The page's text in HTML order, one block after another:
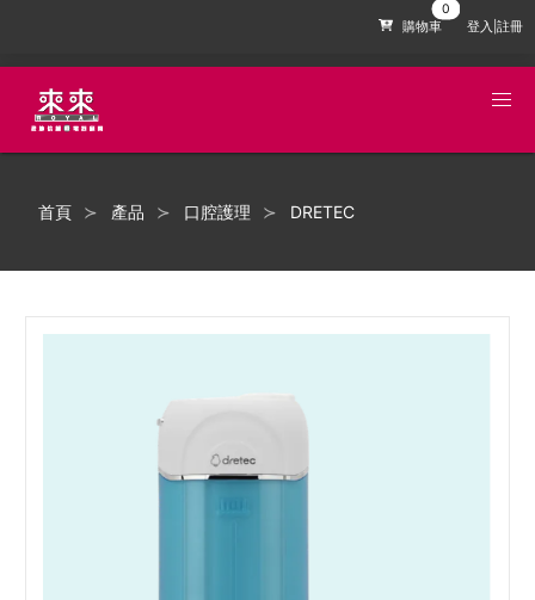
購物車 登入|註冊
首頁 產品 口腔護理 DRETEC